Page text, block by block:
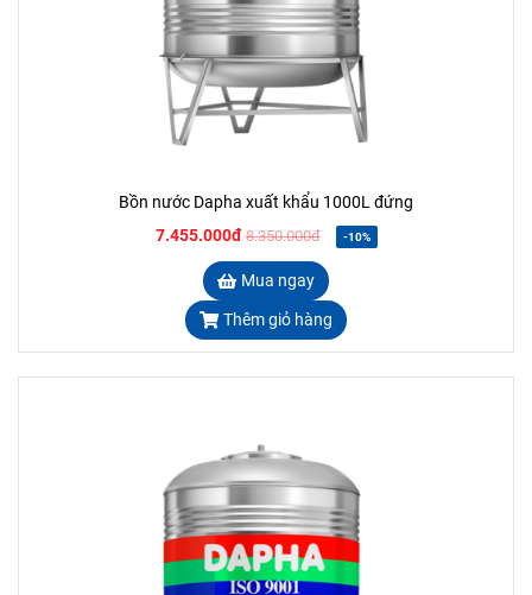
Bồn nước Dapha xuất khẩu 1000L đứng
7.455.000đ 8.350.000đ -10%
Mua ngay
Thêm giỏ hàng